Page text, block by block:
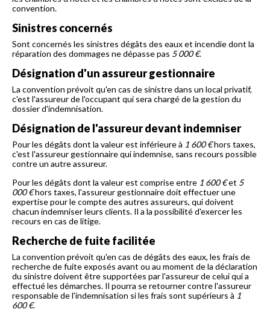
convention.
Sinistres concernés
Sont concernés les sinistres dégâts des eaux et incendie dont la
réparation des dommages ne dépasse pas 5 000 €.
Désignation d'un assureur gestionnaire
La convention prévoit qu'en cas de sinistre dans un local privatif,
c'est l'assureur de l'occupant qui sera chargé de la gestion du
dossier d'indemnisation.
Désignation de l'assureur devant indemniser
Pour les dégâts dont la valeur est inférieure à 1 600 €hors taxes,
c'est l'assureur gestionnaire qui indemnise, sans recours possible
contre un autre assureur.
Pour les dégâts dont la valeur est comprise entre 1 600 €et 5
000 €hors taxes, l'assureur gestionnaire doit effectuer une
expertise pour le compte des autres assureurs, qui doivent
chacun indemniser leurs clients. Il a la possibilité d'exercer les
recours en cas de litige.
Recherche de fuite facilitée
La convention prévoit qu'en cas de dégâts des eaux, les frais de
recherche de fuite exposés avant ou au moment de la déclaration
du sinistre doivent être supportées par l'assureur de celui qui a
effectué les démarches. Il pourra se retourner contre l'assureur
responsable de l'indemnisation si les frais sont supérieurs à 1
600 €.